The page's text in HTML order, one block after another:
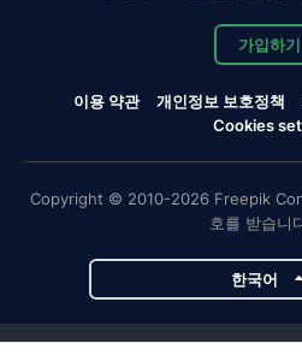
가입하기
이용 약관 개인정보 보호정책
Cookies
Copyright © 2010-2026 Freepik
호를 받습니
한국어